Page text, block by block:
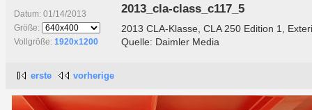
Datum: 01/14/2013
Größe:
Vollgröße: 1920x1200
2013_cla-class_c117_5
2013 CLA-Klasse, CLA 250 Edition 1,
Quelle: Daimler Media
erste vorherige